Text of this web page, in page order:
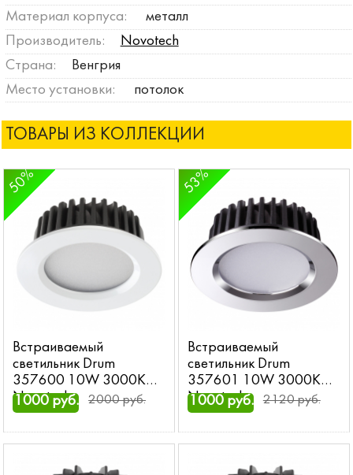
Материал корпуса:
металл
Производитель:
Novotech
Страна:
Венгрия
Место установки:
потолок
ТОВАРЫ ИЗ КОЛЛЕКЦИИ
Встраиваемый
светильник Drum
357600 10W 3000K
Novotech
50%
1000 руб. 2000 руб.
Встраиваемый
светильник Drum
357601 10W 3000K
Novotech
53%
1000 руб. 2120 руб.